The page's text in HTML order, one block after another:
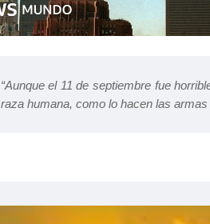
“Aunque el 11 de septiembre fue
raza humana, como lo hacen las armas